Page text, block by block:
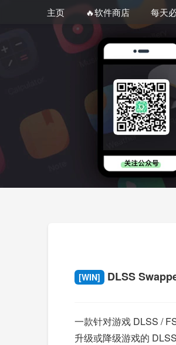
主页 🔥软件商店 每天
[WIN] DLSS
一款针对游戏 DLSS /
升级或降级游戏的